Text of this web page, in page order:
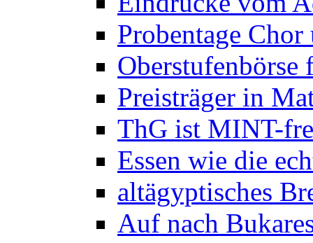
Probentage
Preisträger in
ThG ist MINT-
Essen wie die
altägyptisches
Auf nach